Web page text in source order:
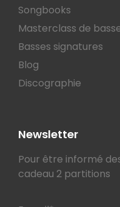
Songbooks
Masterclass de
Basses signatures
Blog
Discographie
Newsletter
Pour être informé
cadeau 2 partitions